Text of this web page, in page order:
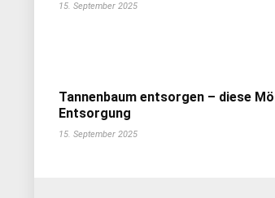
15. September 2025
Tannenbaum entsorgen – diese
Entsorgung
15. September 2025